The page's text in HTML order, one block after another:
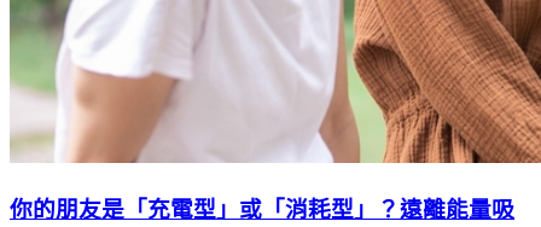
你的朋友是「充電型」或「消耗型」？遠離能量吸